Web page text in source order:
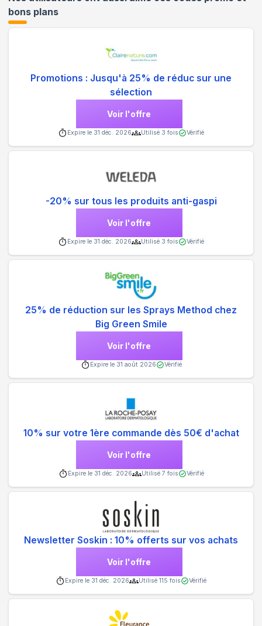
bons plans
Promotions : Jusqu'à 25% de réduc sur une
sélection
Voir l'offre
Expire le 31 déc. 2026 Utilisé 3 fois Vérifié
-20% sur tous les produits anti-gaspi
Voir l'offre
Expire le 31 déc. 2026 Utilisé 3 fois Vérifié
25% de réduction sur les Sprays Method chez
Big Green Smile
Voir l'offre
Expire le 31 août 2026 Vérifié
10% sur votre 1ère commande dès 50€ d'achat
Voir l'offre
Expire le 31 déc. 2026 Utilisé 7 fois Vérifié
Newsletter Soskin : 10% offerts sur vos achats
Voir l'offre
Expire le 31 déc. 2026 Utilisé 115 fois Vérifié